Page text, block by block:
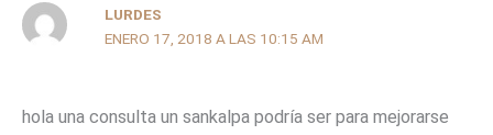
LURDES
ENERO 17, 2018 A LAS 10:15 AM
hola una consulta un sankalpa podría ser para mejorarse